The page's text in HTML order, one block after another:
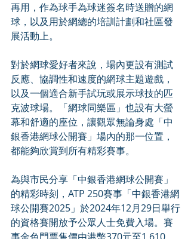
再用，作為球手為球迷簽名時送贈的網
球，以及用於網總的培訓計劃和社區發
展活動上。
對於網球愛好者來說，場內更設有測試
反應、協調性和速度的網球主題遊戲，
以及一個適合新手試玩或展示球技的匹
克波球場。「網球同樂區」也設有大螢
幕和舒適的座位，讓觀眾無論身處「中
銀香港網球公開賽」場內的那一位置，
都能夠欣賞到所有精彩賽事。
為與市民分享「中銀香港網球公開賽」
的精彩時刻，ATP 250賽事「中銀香港網
球公開賽2025」於2024年12月29日舉行
的資格賽開放予公眾人士免費入場。賽